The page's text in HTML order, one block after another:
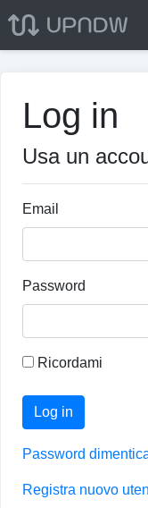
Log in
Usa un
Email
Password
Ricordami
Log in
Password
Registra nuovo